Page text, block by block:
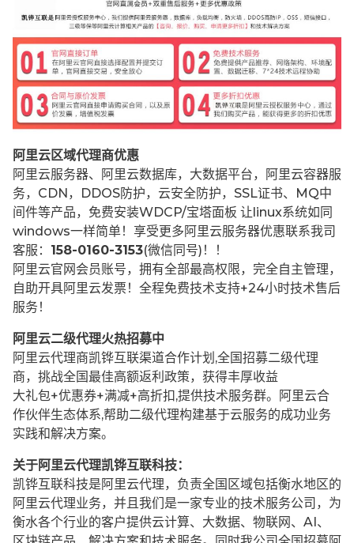
阿里云区域代理商优惠
阿里云服务器、阿里云数据库，大数据平台，阿里云容器服
务，CDN，DDOS防护，云安全防护，SSL证书、MQ中
间件等产品，免费安装WDCP/宝塔面板 让 linux系统如同
windows一样简单！享受更多阿里云服务器优惠联系我司
客服： 158-0160-3153(微信同号)！！
阿里云官网会员账号，拥有全部最高权限，完全自主管理，
自助开具阿里云发票！全程免费技术支持+24小时技术售后
服务！
阿里云二级代理火热招募中
阿里云代理商凯铧互联渠道合作计划,全国招募二级代理
商，挑战全国最佳高额返利政策，获得丰厚收益
大礼包+优惠券+满减+高折扣,提供技术服务群。阿里云合
作伙伴生态体系,帮助二级代理构建基于云服务的成功业务
实践和解决方案。
关于阿里云代理凯铧互联科技：
凯铧互联科技是阿里云代理，负责全国区域包括衡水地区的
阿里云代理业务，并且我们是一家专业的技术服务公司，为
衡水各个行业的客户提供云计算、大数据、物联网、AI、